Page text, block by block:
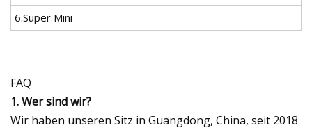
6.Super Mini
FAQ
1. Wer sind wir?
Wir haben unseren Sitz in Guangdong, China, seit 2018